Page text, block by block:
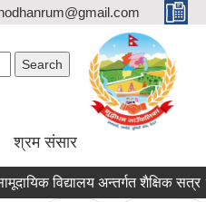
श्रम संसार
विद्यालय अन्तर्गत शैक्षिक सत्र